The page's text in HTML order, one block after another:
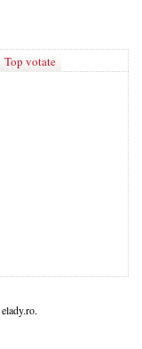
Top votate
elady.ro.